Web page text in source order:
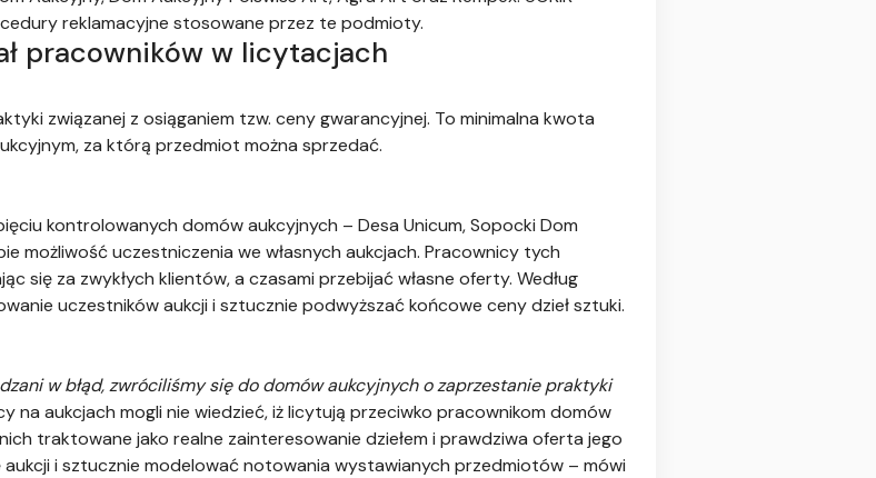
reklamacyjne stosowane przez te podmioty.
pracowników w licytacjach
związanej z osiąganiem tzw. ceny gwarancyjnej. To minimalna kwota
za którą przedmiot można sprzedać.
kontrolowanych domów aukcyjnych – Desa Unicum, Sopocki Dom
możliwość uczestniczenia we własnych aukcjach. Pracownicy tych
się za zwykłych klientów, a czasami przebijać własne oferty. Według
uczestników aukcji i sztucznie podwyższać końcowe ceny dzieł sztuki.
w błąd, zwróciliśmy się do domów aukcyjnych o zaprzestanie praktyki
na aukcjach mogli nie wiedzieć, iż licytują przeciwko pracownikom domów
traktowane jako realne zainteresowanie dziełem i prawdziwa oferta jego
aukcji i sztucznie modelować notowania wystawianych przedmiotów – mówi